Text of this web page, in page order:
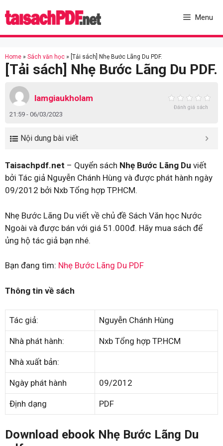
to
Menu
Home » Sách văn học » [Tải sách] Nhẹ Bước Lãng Du PDF.
[Tải sách] Nhẹ Bước Lãng Du PDF.
lamgiaukholam
21:59 - 06/03/2023
Đánh giá sách
Nội dung bài viết
Taisachpdf.net – Quyển sách Nhẹ Bước Lãng Du viết
bởi Tác giả Nguyễn Chánh Hùng và được phát hành ngày
09/2012 bởi Nxb Tổng hợp TP.HCM.
Nhẹ Bước Lãng Du viết về chủ đề Sách Văn học Nước
Ngoài và được bán với giá 51.000đ. Hãy mua sách để
ủng hộ tác giả bạn nhé.
Bạn đang tìm: Nhẹ Bước Lãng Du PDF
Thông tin về sách
Tác giả: Nguyễn Chánh Hùng
Nhà phát hành: Nxb Tổng hợp TP.HCM
Nhà xuất bản:
Ngày phát hành 09/2012
Định dạng PDF
Download ebook Nhẹ Bước Lãng Du